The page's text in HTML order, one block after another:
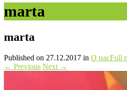
marta
marta
Published on 27.12.2017 in О насFull
← Previous Next →